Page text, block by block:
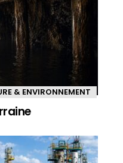
& ENVIRONNEMENT